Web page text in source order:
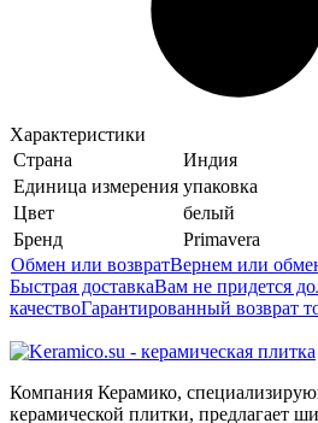
Характеристики
Страна
Индия
Единица измерения упаковка
Цвет
белый
Бренд
Primavera
Обмен или возвратВернем или
Быстрая доставкаВам не придется
качествоГарантированный возврат
Компания Керамико,
керамической плитки, предлагает